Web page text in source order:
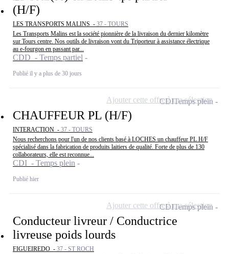
(H/F)
LES TRANSPORTS MALINS - 37 - TOURS
Les Transports Malins est la société pionnière de la livraison du dernier kilomètre
sur Tours centre. Nos outils de livraison vont du Triporteur à assistance électrique
au e-fourgon en passant par...
CDD - Temps partiel
Publié il y a plus de 30 jours
CHAUFFEUR PL (H/F)
INTERACTION - 37 - TOURS
Nous recherchons pour l'un de nos clients basé à LOCHES un chauffeur PL H/F
spécialisé dans la fabrication de produits laitiers de qualité. Forte de plus de 130
collaborateurs, elle est reconnue...
CDI - Temps plein
Publié hier
CDITemps plein
Ajouter cette offre à ma sélection
Conducteur livreur / Conductrice
livreuse poids lourds
FIGUEIREDO - 37 - ST ROCH
CDITemps plein
Ajouter cette offre à ma sélection